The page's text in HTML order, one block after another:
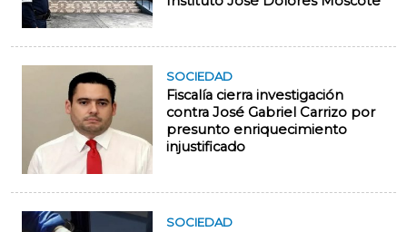
SOCIEDAD
Fiscalía cierra investigación
contra José Gabriel Carrizo por
presunto enriquecimiento
injustificado
SOCIEDAD